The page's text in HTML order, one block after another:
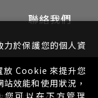
聯絡我們
於保護您的個人資
放 Cookie 來提升您
效能和使用狀況，
可以在下方管理